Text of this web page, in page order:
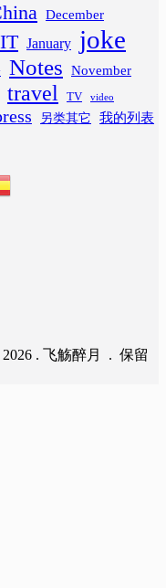
December
IT January joke
Notes November
travel TV video
另类其它 我的列表
. 飞觞醉月 . 保留